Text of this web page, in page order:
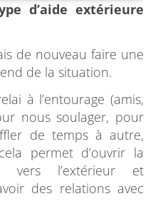
d’aide extérieure
de nouveau faire une
de la situation.
à l’entourage (amis,
nous soulager, pour
de temps à autre,
permet d’ouvrir la
vers l’extérieur et
des relations avec